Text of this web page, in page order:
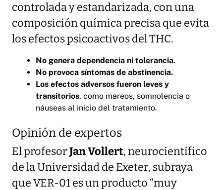
controlada y estandarizada, con una
composición química precisa que evita
los efectos psicoactivos del THC.
No genera dependencia ni tolerancia.
No provoca síntomas de abstinencia.
Los efectos adversos fueron leves y
transitorios, como mareos, somnolencia o
náuseas al inicio del tratamiento.
Opinión de expertos
El profesorJan Vollert, neurocientífico
de la Universidad de Exeter, subraya
que VER-01 es un producto “muy